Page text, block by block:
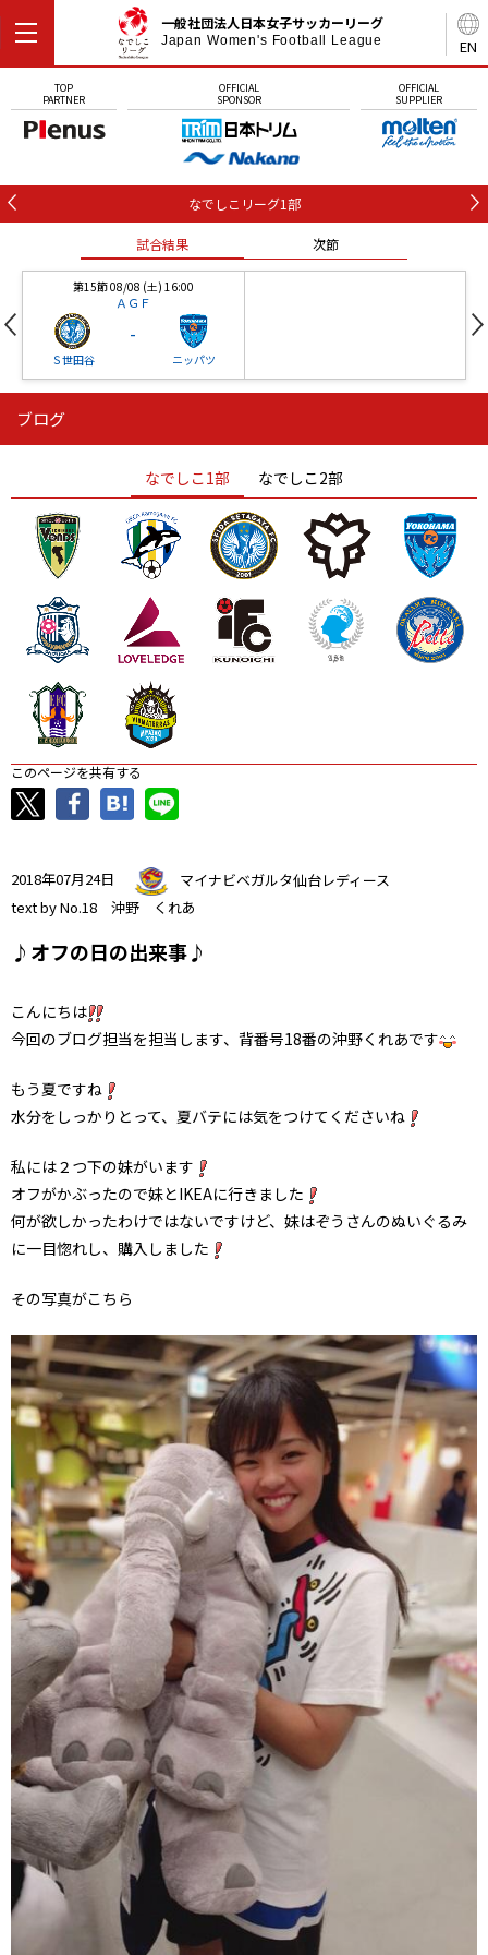
EN
一般社団法人日本女子サッカーリーグ
Japan Women's Football League
TOP
PARTNER
OFFICIAL
SPONSOR
OFFICIAL
SUPPLIER
なでしこリーグ1部
試合結果 次節
第15節 08/08 (土) 16:00
ＡＧＦ
Ｓ世田谷
-
ニッパツ
ニッパツ
ニッパツ 名古屋
石人の星
静岡 愛媛Ｌ
ブログ
なでしこ1部 なでしこ2部
このページを共有する
2018年07月24日
マイナビベガルタ仙台レディース
text by No.18 沖野 くれあ
♪オフの日の出来事♪
こんにちは
今回のブログ担当を担当します、背番号18番の沖野くれあです
もう夏ですね
水分をしっかりとって、夏バテには気をつけてくださいね
私には２つ下の妹がいます
オフがかぶったので妹とIKEAに行きました
何が欲しかったわけではないですけど、妹はぞうさんのぬいぐるみ
に一目惚れし、購入しました
その写真がこちら